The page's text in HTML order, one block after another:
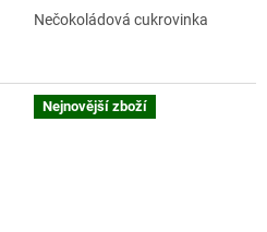
Nečokoládová cukrovinka
Nejnovější zboží